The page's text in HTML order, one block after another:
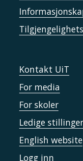
Kontakt UiT
For media
For skoler
Ledige stillinger
English website
Logg inn